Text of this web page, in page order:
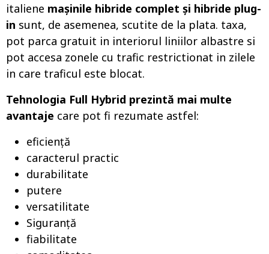
italiene mașinile hibride complet și hibride plug-
in sunt, de asemenea, scutite de la plata. taxa,
pot parca gratuit in interiorul liniilor albastre si
pot accesa zonele cu trafic restrictionat in zilele
in care traficul este blocat.
Tehnologia Full Hybrid prezintă mai multe
avantaje care pot fi rezumate astfel:
eficienţă
caracterul practic
durabilitate
putere
versatilitate
Siguranță
fiabilitate